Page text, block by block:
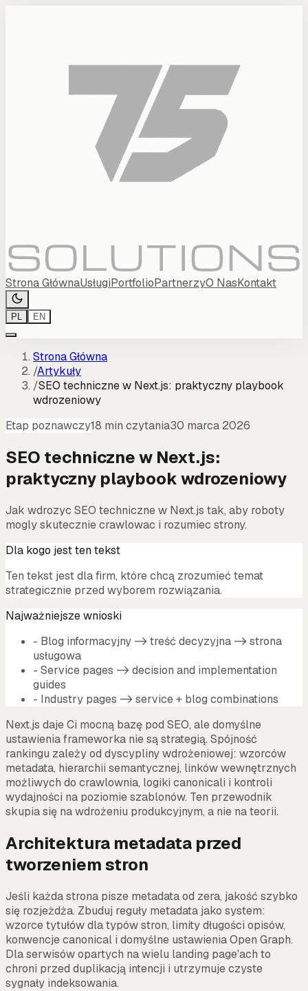
Strona GłównaUsługiPortfolioPartnerzyO NasKontakt
PL EN
Strona Główna
/Artykuły
/SEO techniczne w Next.js: praktyczny playbook
wdrozeniowy
Etap poznawczy18 min czytania30 marca 2026
SEO techniczne w Next.js:
praktyczny playbook wdrozeniowy
Jak wdrozyc SEO techniczne w Next.js tak, aby roboty
mogly skutecznie crawlowac i rozumiec strony.
Dla kogo jest ten tekst
Ten tekst jest dla firm, które chcą zrozumieć temat
strategicznie przed wyborem rozwiązania.
Najważniejsze wnioski
- Blog informacyjny -> treść decyzyjna -> strona
usługowa
- Service pages -> decision and implementation
guides
- Industry pages -> service + blog combinations
Next.js daje Ci mocną bazę pod SEO, ale domyślne
ustawienia frameworka nie są strategią. Spójność
rankingu zależy od dyscypliny wdrożeniowej: wzorców
metadata, hierarchii semantycznej, linków wewnętrznych
możliwych do crawlownia, logiki canonicali i kontroli
wydajności na poziomie szablonów. Ten przewodnik
skupia się na wdrożeniu produkcyjnym, a nie na teorii.
Architektura metadata przed
tworzeniem stron
Jeśli każda strona pisze metadata od zera, jakość szybko
się rozjeżdża. Zbuduj reguły metadata jako system:
wzorce tytułów dla typów stron, limity długości opisów,
konwencje canonical i domyślne ustawienia Open Graph.
Dla serwisów opartych na wielu landing page'ach to
chroni przed duplikacją intencji i utrzymuje czyste
sygnały indeksowania.